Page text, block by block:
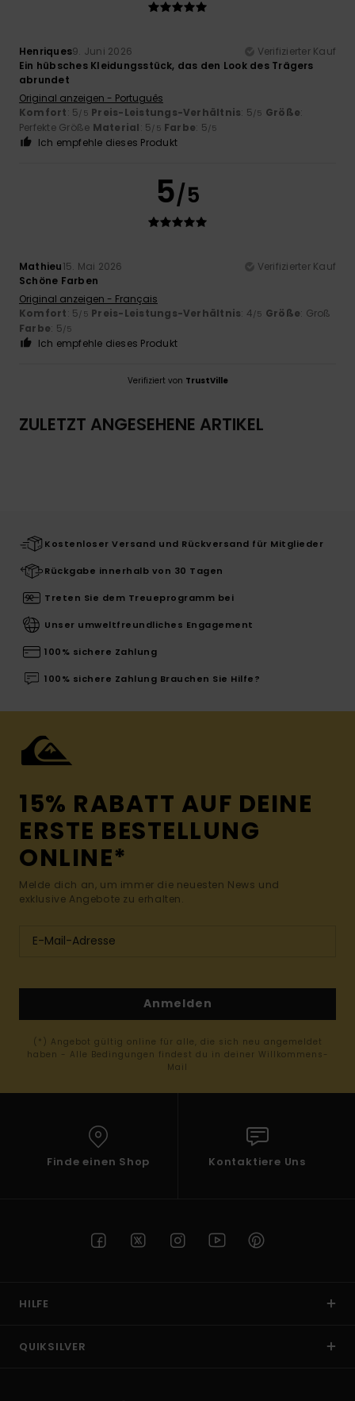
Henriques9. Juni 2026
Verifizierter Kauf
Ein hübsches Kleidungsstück, das den Look des Trägers
abrundet
Original anzeigen - Português
Komfort: 5/5 Preis-Leistungs-Verhältnis: 5/5 Größe:
Perfekte Größe Material: 5/5 Farbe: 5/5
Ich empfehle dieses Produkt
5/5
Mathieu15. Mai 2026
Verifizierter Kauf
Schöne Farben
Original anzeigen - Français
Komfort: 5/5 Preis-Leistungs-Verhältnis: 4/5 Größe: Groß
Farbe: 5/5
Ich empfehle dieses Produkt
Verifiziert von TrustVille
ZULETZT ANGESEHENE ARTIKEL
Kostenloser Versand und Rückversand für Mitglieder
Rückgabe innerhalb von 30 Tagen
Treten Sie dem Treueprogramm bei
Unser umweltfreundliches Engagement
100% sichere Zahlung
100% sichere Zahlung Brauchen Sie Hilfe?
15% RABATT AUF DEINE
ERSTE BESTELLUNG
ONLINE*
Melde dich an, um immer die neuesten News und
exklusive Angebote zu erhalten.
Anmelden
(*) Angebot gültig online für alle, die sich neu angemeldet
haben - Alle Bedingungen findest du in deiner Willkommens-
Mail
Finde einen Shop Kontaktiere Uns
HILFE
QUIKSILVER